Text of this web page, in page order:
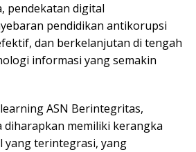
pendekatan digital
pendidikan antikorupsi
dan berkelanjutan di tengah
informasi yang semakin
ASN Berintegritas,
diharapkan memiliki kerangka
yang terintegrasi, yang